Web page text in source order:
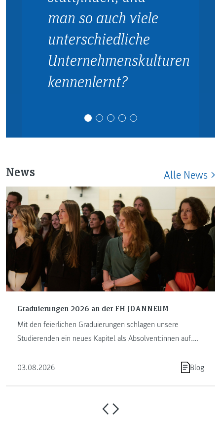
man so auch viele
unterschiedliche
Unternehmenskulturen
kennenlernt?
News Alle News
Graduierungen 2026 an der FH JOANNEUM
Mit den feierlichen Graduierungen schlagen unsere
Studierenden ein neues Kapitel als Absolvent:innen auf.
03.08.2026
Blog